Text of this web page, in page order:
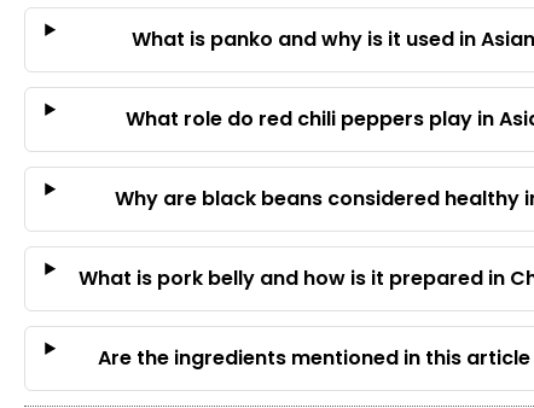
What is panko and why is it used in
What role do red chili peppers play in
Why are black beans considered healthy
What is pork belly and how is it prepared in
Are the ingredients mentioned in this